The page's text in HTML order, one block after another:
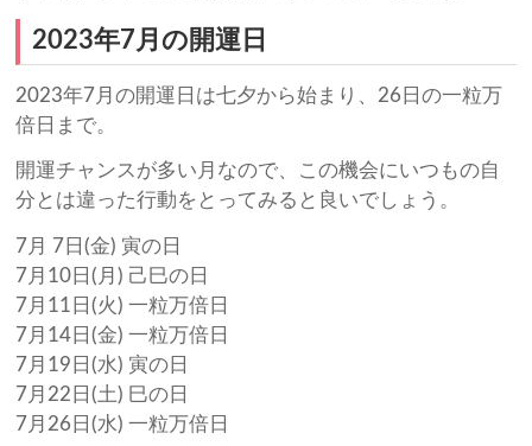
2023年7月の開運日
2023年7月の開運日は七夕から始まり、26日の一粒万
倍日まで。
開運チャンスが多い月なので、この機会にいつもの自
分とは違った行動をとってみると良いでしょう。
7月 7日(金) 寅の日
7月10日(月) 己巳の日
7月11日(火) 一粒万倍日
7月14日(金) 一粒万倍日
7月19日(水) 寅の日
7月22日(土) 巳の日
7月26日(水) 一粒万倍日